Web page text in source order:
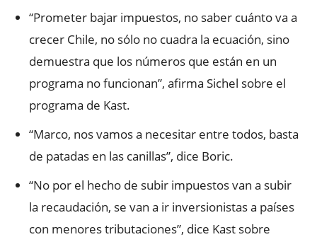
“Prometer bajar impuestos, no saber cuánto va a
crecer Chile, no sólo no cuadra la ecuación, sino
demuestra que los números que están en un
programa no funcionan”, afirma Sichel sobre el
programa de Kast.
“Marco, nos vamos a necesitar entre todos, basta
de patadas en las canillas”, dice Boric.
“No por el hecho de subir impuestos van a subir
la recaudación, se van a ir inversionistas a países
con menores tributaciones”, dice Kast sobre